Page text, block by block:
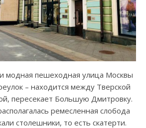
модная пешеходная улица Москвы
– находится между Тверской
пересекает Большую Дмитровку.
ремесленная слобода
столешники, то есть скатерти.